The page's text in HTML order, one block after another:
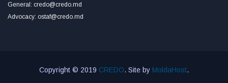
General: credo@credo.md
Advocacy: ostaf@credo.md
Copyright © 2019 CREDO. Site by MoldaHost.